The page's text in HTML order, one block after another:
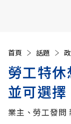
首頁 話題
勞工特
並可選擇
業主、勞工發問